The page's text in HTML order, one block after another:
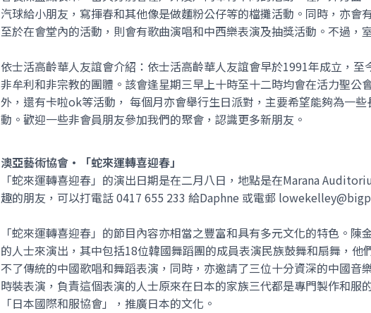
汽球給小朋友，寫揮春和其他像是做麵粉公仔等的檔攤活動。同時，亦會
至於在會堂內的活動，則會有歌曲演唱和中西樂表演及抽獎活動。不過，
依士活高齡華人友誼會介紹：依士活高齡華人友誼會早於1991年成立，
非牟利和非宗教的團體。該會逢星期三早上十時至十二時均會在活力聖公
外，還有卡啦ok等活動， 每個月亦會舉行生日派對，主要希望能夠為一
動。歡迎一些非會員朋友參加我們的聚會，認識更多新朋友。
澳亞藝術協會·「蛇來運轉喜迎春」
「蛇來運轉喜迎春」的演出日期是在二月八日，地點是在Marana
趣的朋友，可以打電話 0417 655 233 給Daphne 或電郵
「蛇來運轉喜迎春」的節目內容亦相當之豐富和具有多元文化的特色。
的人士來演出，其中包括18位韓國舞蹈團的成員表演民族鼓舞和扇舞，
不了傳統的中國歌唱和舞蹈表演，同時，亦邀請了三位十分資深的中國音
時裝表演，負責這個表演的人士原來在日本的家族三代都是專門製作和服
「日本國際和服協會」，推廣日本的文化。